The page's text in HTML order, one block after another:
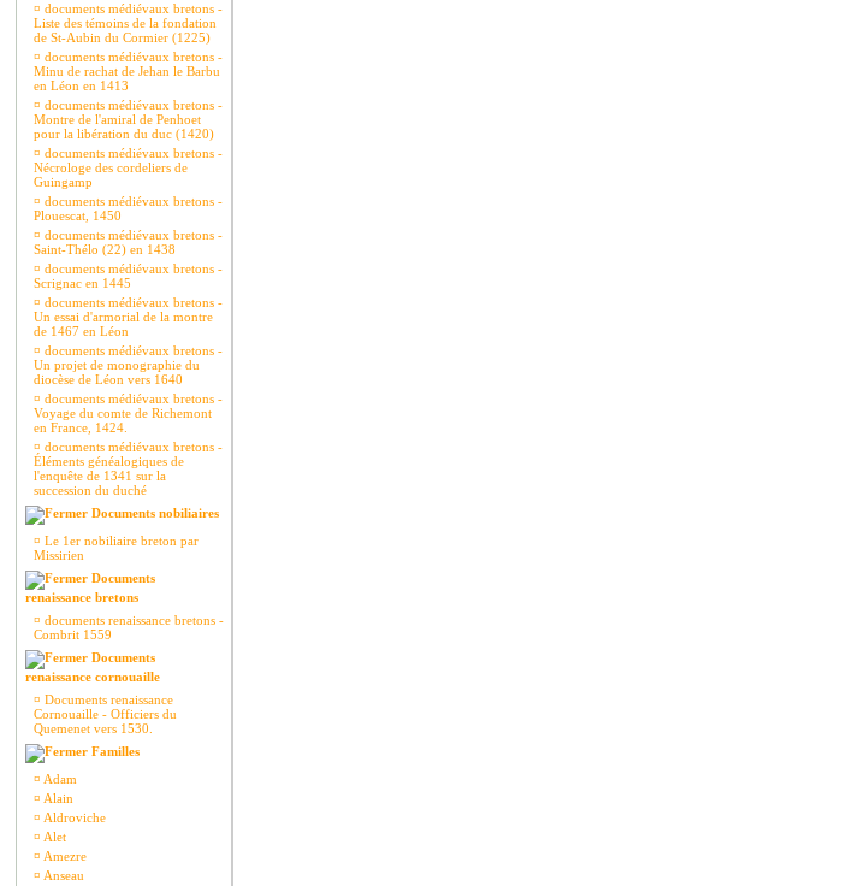
¤ documents médiévaux bretons -
Liste des témoins de la fondation
de St-Aubin du Cormier (1225)
¤ documents médiévaux bretons -
Minu de rachat de Jehan le Barbu
en Léon en 1413
¤ documents médiévaux bretons -
Montre de l'amiral de Penhoet
pour la libération du duc (1420)
¤ documents médiévaux bretons -
Nécrologe des cordeliers de
Guingamp
¤ documents médiévaux bretons -
Plouescat, 1450
¤ documents médiévaux bretons -
Saint-Thélo (22) en 1438
¤ documents médiévaux bretons -
Scrignac en 1445
¤ documents médiévaux bretons -
Un essai d'armorial de la montre
de 1467 en Léon
¤ documents médiévaux bretons -
Un projet de monographie du
diocèse de Léon vers 1640
¤ documents médiévaux bretons -
Voyage du comte de Richemont
en France, 1424.
¤ documents médiévaux bretons -
Éléments généalogiques de
l'enquête de 1341 sur la
succession du duché
Documents nobiliaires
¤ Le 1er nobiliaire breton par
Missirien
Documents
renaissance bretons
¤ documents renaissance bretons -
Combrit 1559
Documents
renaissance cornouaille
¤ Documents renaissance
Cornouaille - Officiers du
Quemenet vers 1530.
Familles
¤ Adam
¤ Alain
¤ Aldroviche
¤ Alet
¤ Amezre
¤ Anseau